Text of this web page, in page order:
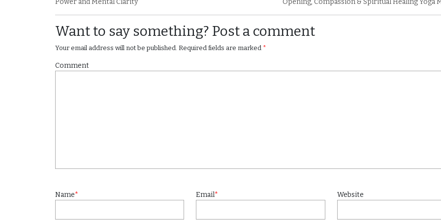
Power and Mental Clarity
Opening, Compassion & Spiritual Healing Yoga
Want to say something? Post a comment
Your email address will not be published. Required fields are marked *
Comment
Name* Email* Website